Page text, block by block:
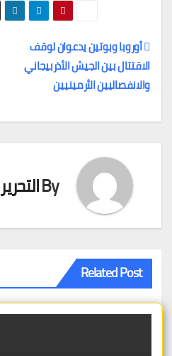
تصفّح
المقالات
أوروبا وبوتين يدعوان لوقف
الاقتتال بين الجيش الأذربيجاني
والانفصاليين الأرمينيين
Byالتحرير
Related Post